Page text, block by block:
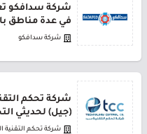
شركة سدافكو
في عدة مناطق
شركة سدافكو
شركة تحكم
(جيل) لحديثي
شركة تحكم التقنية